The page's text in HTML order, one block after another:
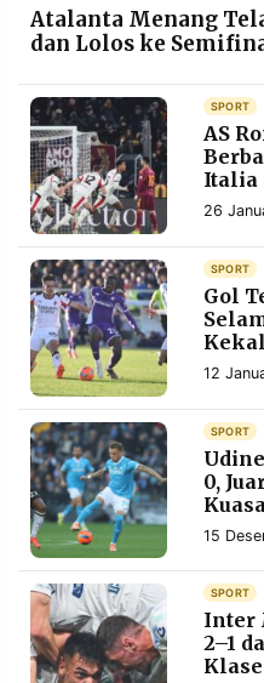
SERVICE
IKUTI
KAMI
©
PT.
RESOLUSI
MEDIA
PRAMUDITA
©
Resolusi.co
-
2026
PT.
RESOLUSI
MEDIA
PRAMUDITA
Atalanta Menang
dan Lolos ke
SPORT
AS
Italia
26
SPORT
Gol
12
SPORT
0,
15
SPORT
Inter
2–1